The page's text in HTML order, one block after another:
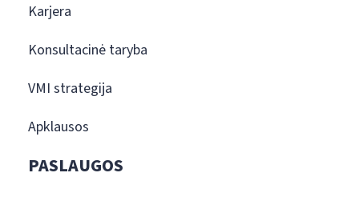
Karjera
Konsultacinė taryba
VMI strategija
Apklausos
PASLAUGOS